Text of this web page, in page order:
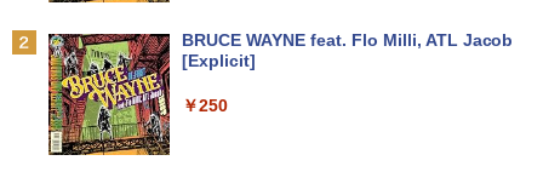
Anker Soundcore P31i ブラック
BRUCE WAYNE feat. Flo Milli, ATL Jacob
[Explicit]
￥250